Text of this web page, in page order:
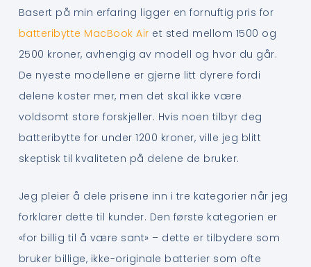
Basert på min erfaring ligger en fornuftig pris for
batteribytte MacBook Air et sted mellom 1500 og
2500 kroner, avhengig av modell og hvor du går.
De nyeste modellene er gjerne litt dyrere fordi
delene koster mer, men det skal ikke være
voldsomt store forskjeller. Hvis noen tilbyr deg
batteribytte for under 1200 kroner, ville jeg blitt
skeptisk til kvaliteten på delene de bruker.
Jeg pleier å dele prisene inn i tre kategorier når jeg
forklarer dette til kunder. Den første kategorien er
«for billig til å være sant» – dette er tilbydere som
bruker billige, ikke-originale batterier som ofte